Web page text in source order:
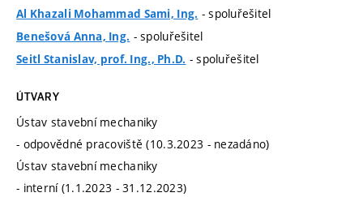
Al Khazali Mohammad Sami, Ing. - spoluřešitel
Benešová Anna, Ing. - spoluřešitel
Seitl Stanislav, prof. Ing., Ph.D. - spoluřešitel
ÚTVARY
Ústav stavební mechaniky
- odpovědné pracoviště (10.3.2023 - nezadáno)
Ústav stavební mechaniky
- interní (1.1.2023 - 31.12.2023)